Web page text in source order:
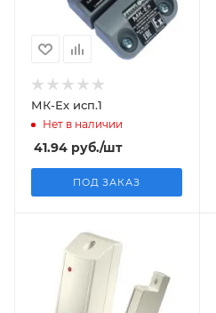
МК-Ех исп.1
Нет в наличии
41.94 руб./шт
ПОД ЗАКАЗ